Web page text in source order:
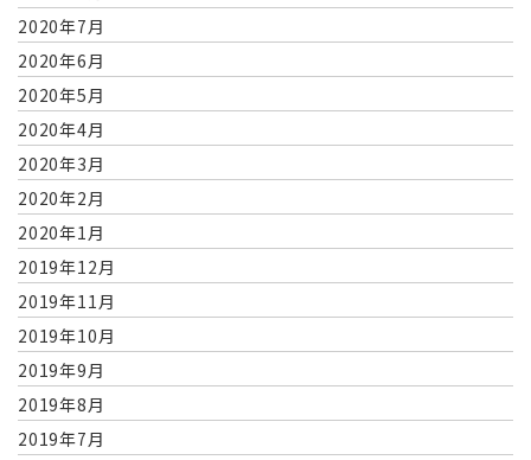
2020年7月
2020年6月
2020年5月
2020年4月
2020年3月
2020年2月
2020年1月
2019年12月
2019年11月
2019年10月
2019年9月
2019年8月
2019年7月